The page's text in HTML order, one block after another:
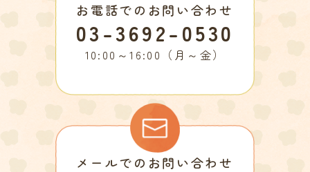
お電話でのお問い合わせ
03-3692-0530
10:00～16:00（月～金）
メールでのお問い合わせ